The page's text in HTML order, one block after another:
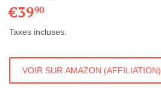
€3990
Taxes incluses.
VOIR SUR AMAZON (AFFILIATION)